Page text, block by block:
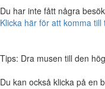
Du har inte fått några
Klicka här för att komma till
Tips: Dra musen till den
Du kan också klicka på en